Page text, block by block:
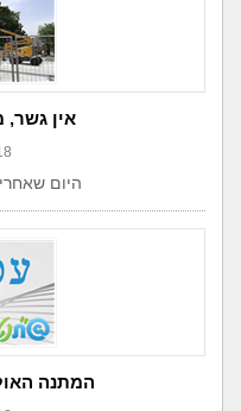
אין גשר,
היום
המתנה